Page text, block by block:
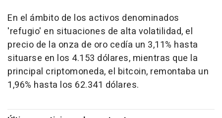
En el ámbito de los activos denominados
'refugio' en situaciones de alta volatilidad, el
precio de la onza de oro cedía un 3,11% hasta
situarse en los 4.153 dólares, mientras que la
principal criptomoneda, el bitcoin, remontaba un
1,96% hasta los 62.341 dólares.